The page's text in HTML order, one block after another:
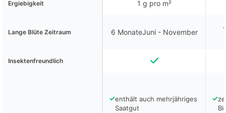
Ergiebigkeit 1 g pro m²
Lange Blüte Zeitraum 6 MonateJuni - November
Insektenfreundlich
✓enthält auch mehrjähriges
Saatgut
✓